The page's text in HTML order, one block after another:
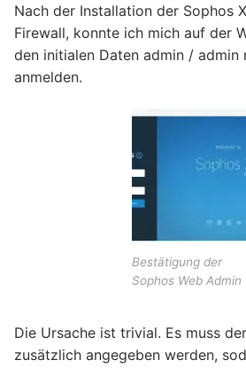
Nach der Installation der Sophos
Firewall, konnte ich mich auf der
den initialen Daten admin / admin
anmelden.
Bestätigung der
Sophos Web Admin
Die Ursache ist trivial. Es muss
zusätzlich angegeben werden,